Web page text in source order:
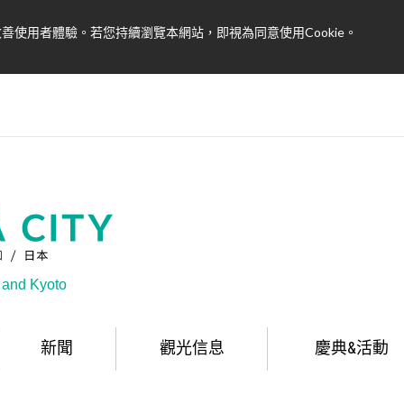
使用者體驗。若您持續瀏覽本網站，即視為同意使用Cookie。
Kyoto
新聞 觀光信息 慶典&活動